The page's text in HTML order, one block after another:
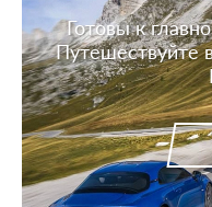
Готовы к
Путешествуйте